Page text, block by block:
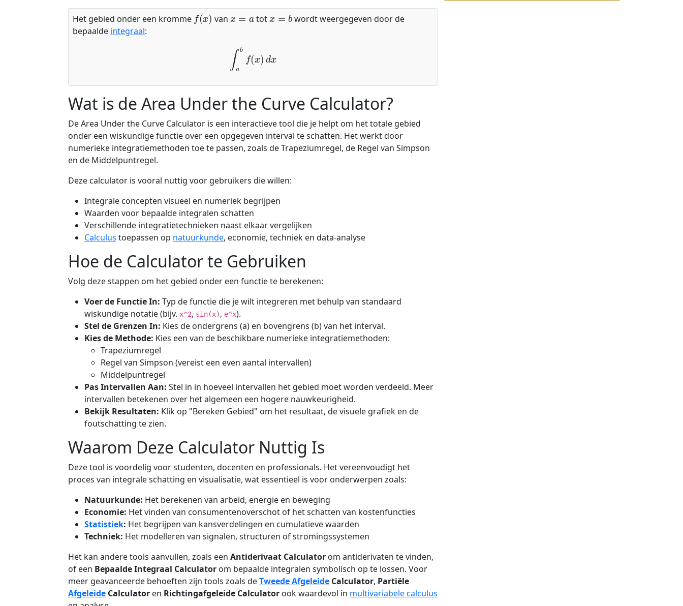
Het gebied onder een kromme
f(x)
van
x=a
tot
x=b
wordt weergegeven door de
bepaalde integraal:
ab
Wat is de Area Under the Curve Calculator?
De Area Under the Curve Calculator is een interactieve tool die je helpt om het totale gebied
onder een wiskundige functie over een opgegeven interval te schatten. Het werkt door
numerieke integratiemethoden toe te passen, zoals de Trapeziumregel, de Regel van Simpson
en de Middelpuntregel.
Deze calculator is vooral nuttig voor gebruikers die willen:
Integrale concepten visueel en numeriek begrijpen
Waarden voor bepaalde integralen schatten
Verschillende integratietechnieken naast elkaar vergelijken
Calculus toepassen op natuurkunde, economie, techniek en data-analyse
Hoe de Calculator te Gebruiken
Volg deze stappen om het gebied onder een functie te berekenen:
Voer de Functie In: Typ de functie die je wilt integreren met behulp van standaard
wiskundige notatie (bijv. x^2, sin(x), e^x).
Stel de Grenzen In: Kies de ondergrens (a) en bovengrens (b) van het interval.
Kies de Methode: Kies een van de beschikbare numerieke integratiemethoden:
Trapeziumregel
Regel van Simpson (vereist een even aantal intervallen)
Middelpuntregel
Pas Intervallen Aan: Stel in in hoeveel intervallen het gebied moet worden verdeeld. Meer
intervallen betekenen over het algemeen een hogere nauwkeurigheid.
Bekijk Resultaten: Klik op "Bereken Gebied" om het resultaat, de visuele grafiek en de
foutschatting te zien.
Waarom Deze Calculator Nuttig Is
Deze tool is voordelig voor studenten, docenten en professionals. Het vereenvoudigt het
proces van integrale schatting en visualisatie, wat essentieel is voor onderwerpen zoals:
Natuurkunde: Het berekenen van arbeid, energie en beweging
Economie: Het vinden van consumentenoverschot of het schatten van kostenfuncties
Statistiek: Het begrijpen van kansverdelingen en cumulatieve waarden
Techniek: Het modelleren van signalen, structuren of stromingssystemen
Het kan andere tools aanvullen, zoals een Antiderivaat Calculator om antiderivaten te vinden,
of een Bepaalde Integraal Calculator om bepaalde integralen symbolisch op te lossen. Voor
meer geavanceerde behoeften zijn tools zoals deTweede Afgeleide Calculator, Partiële
Afgeleide Calculator en Richtingafgeleide Calculator ook waardevol in multivariabele calculus